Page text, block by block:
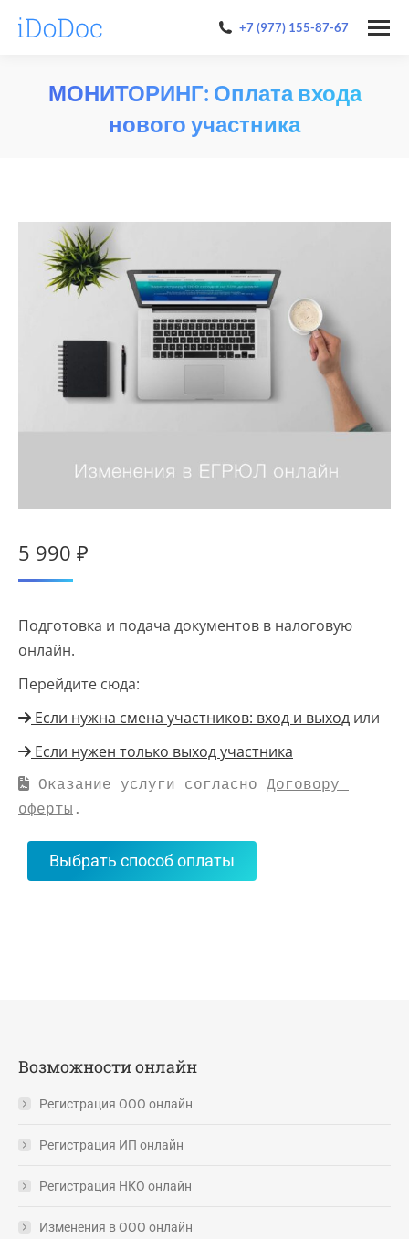
+7 (977) 155-87-67
МОНИТОРИНГ: Оплата входа
нового участника
5 990 ₽
Подготовка и подача документов в налоговую
онлайн.
Перейдите сюда:
Если нужна смена участников: вход и выход или
Если нужен только выход участника
Оказание услуги согласно Договору
оферты .
Выбрать способ оплаты
Возможности онлайн
Регистрация ООО онлайн
Регистрация ИП онлайн
Регистрация НКО онлайн
Изменения в ООО онлайн